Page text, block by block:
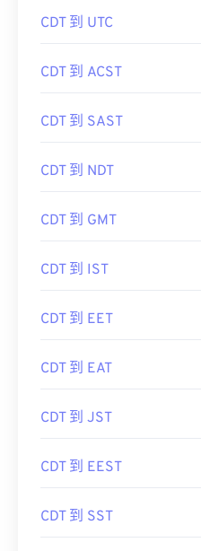
CDT 到 UTC
CDT 到 ACST
CDT 到 SAST
CDT 到 NDT
CDT 到 GMT
CDT 到 IST
CDT 到 EET
CDT 到 EAT
CDT 到 JST
CDT 到 EEST
CDT 到 SST